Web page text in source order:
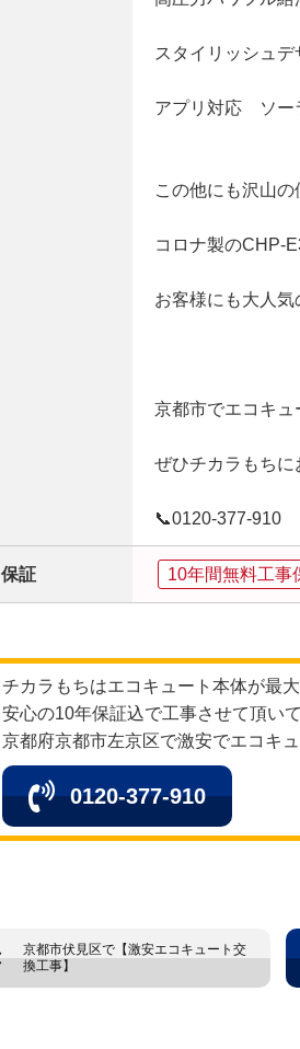
スタイリッシュ
アプリ対応 ソー
この他にも沢山
コロナ製のCHP-
お客様にも大人気
京都市でエコキュ
ぜひチカラもちに
📞0120‐377‐910
保証 10年間無料工事
チカラもちはエコキュート本体が最
安心の10年保証込で工事させて頂いて
京都府京都市左京区で激安でエコキ
0120-377-910
京都市伏見区で【激安エコキュート交
換工事】